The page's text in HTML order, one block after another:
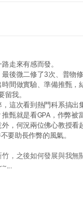
走來有感而發。
後微二修了3次、普物
間做實驗、準備推甄，
我。
這次看到熱門科系搞
甄就是看GPA，作弊被
，何況兩位佛心教授
要助長作弊的風氣。
，之後如何發展與我無